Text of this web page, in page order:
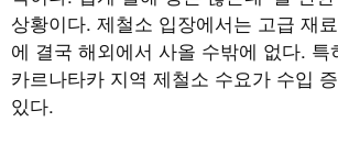
상황이다. 제철소 입장에서는 고급 재
에 결국 해외에서 사올 수밖에 없다. 특
카르나타카 지역 제철소 수요가 수입
있다.